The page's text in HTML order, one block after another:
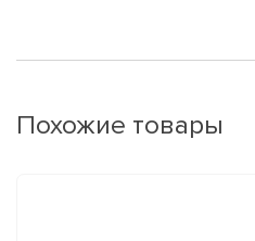
Похожие товары